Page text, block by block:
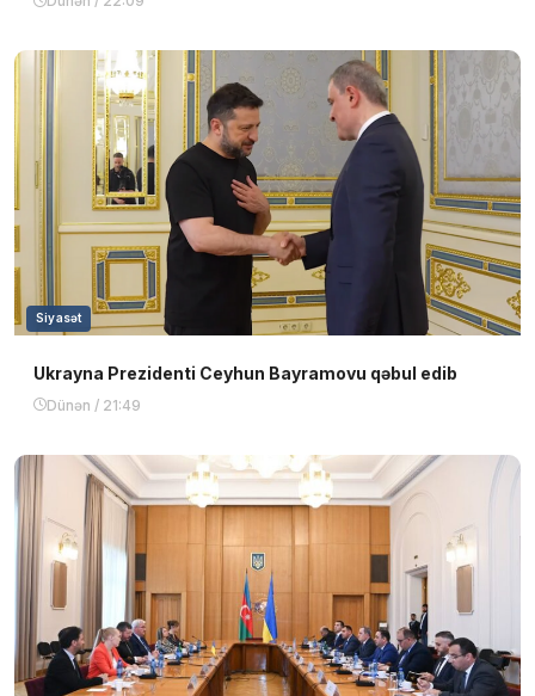
Siyasət
Ukrayna Prezidenti Ceyhun Bayramovu qəbul edib
Dünən / 21:49